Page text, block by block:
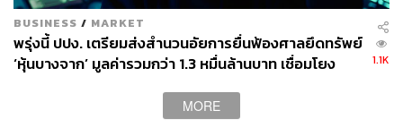
BUSINESS / MARKET
พรุ่งนี้ ปปง. เตรียมส่งสำนวนอัยการยื่นฟ้องศาลยึดทรัพย์
‘หุ้นบางจาก’ มูลค่ารวมกว่า 1.3 หมื่นล้านบาท เชื่อมโยง
1.1K
MORE